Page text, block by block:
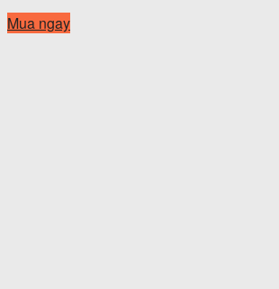
Mua ngay